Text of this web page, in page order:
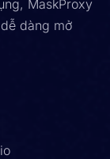
MaskProxy
dàng mở